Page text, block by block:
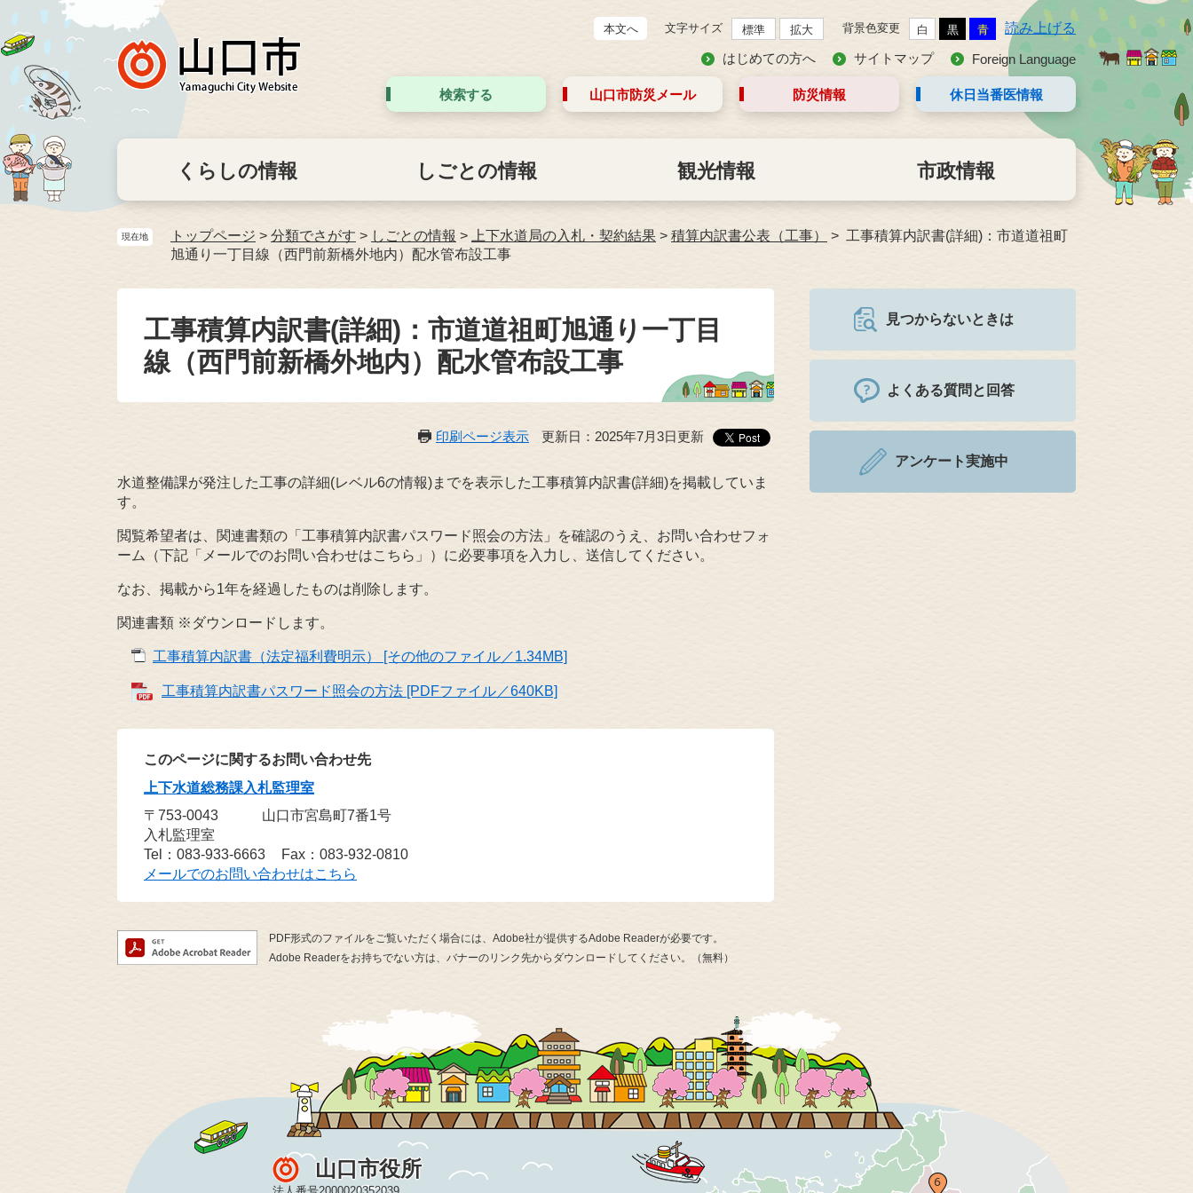
本文へ 文字サイズ 標準 拡大 背景色変更 白 黒 青 読み上げる
はじめての方へ サイトマップ Foreign Language
検索する 山口市防災 メール 防災情報 休日当番医情報
くらしの情報 しごとの情報 観光情報 市政情報
現在地 トップページ > 分類でさがす > しごとの情報 > 上下水道局の入札・契約結果 > 積算内訳書公表（工事）
工事積算内訳書(詳細)：市道道祖町
旭通り一丁目線（西門前新橋外地内）配水管布設工事
工事積算内訳書(詳細)：市道道祖町旭通り一丁目
線（西門前新橋外地内）配水管布設工事
印刷ページ表示 更新日：2025年7月3日更新
水道整備課が発注した工事の詳細(レベル6の情報)までを表示した工事積算内訳書(詳細)を掲載していま
す。
閲覧希望者は、関連書類の「工事積算内訳書パスワード照会の方法」を確認のうえ、お問い合わせフォ
ーム（下記「メールでのお問い合わせはこちら」）に必要事項を入力し、送信してください。
なお、掲載から1年を経過したものは削除します。
関連書類 ※ダウンロードします。
工事積算内訳書（法定福利費明示） [その他のファイル／1.34MB]
工事積算内訳書パスワード照会の方法 [PDFファイル／640KB]
このページに関するお問い合わせ先
上下水道総務課入札監理室
〒753-0043
山口市宮島町7番1号
入札監理室
Tel：083-933-6663
Fax：083-932-0810
メールでのお問い合わせはこちら
PDF形式のファイルをご覧いただく場合には、Adobe社が提供するAdobe Readerが必要です。
Adobe Readerをお持ちでない方は、バナーのリンク先からダウンロードしてください。（無料）
見つからないときは
よくある質問と回答
アンケート実施中
山口市役所